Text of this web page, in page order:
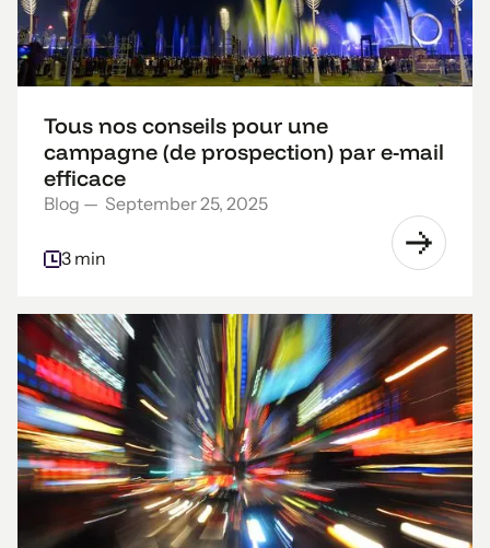
Tous nos conseils pour une
campagne (de prospection) par e-mail
efficace
Blog — September 25, 2025
3 min